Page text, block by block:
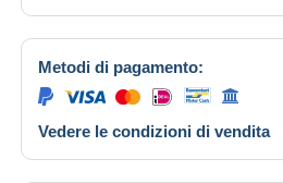
Metodi di pagamento:
Vedere le condizioni di vendita